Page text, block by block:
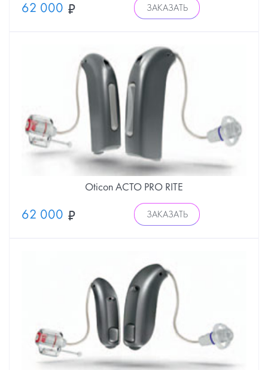
62 000 ЗАКАЗАТЬ
Oticon ACTO PRO RITE
62 000 ЗАКАЗАТЬ